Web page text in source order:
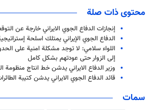
محتوى ذات صلة
إنجازات الدفاع الجوي الايراني خارجة عن
الدفاع الجوي الإيراني يمتلك اسلحة
اللواء سلامي: لا توجد مشكلة امنية على
إلى الزوار حتى عودتهم بشكل كامل
وزير الدفاع الايراني يدشن خط انتاج منظومة
قائد الدفاع الجوي الايراني يدشن كتيبة
سمات